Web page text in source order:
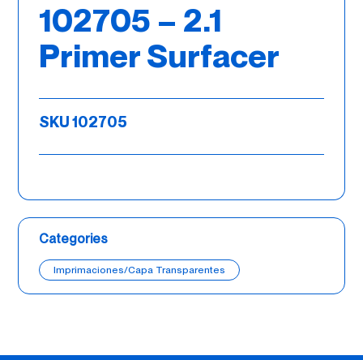
102705 – 2.1
Primer Surfacer
SKU 102705
Categories
Imprimaciones/Capa Transparentes